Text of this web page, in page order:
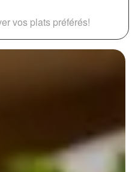
vos plats préférés!